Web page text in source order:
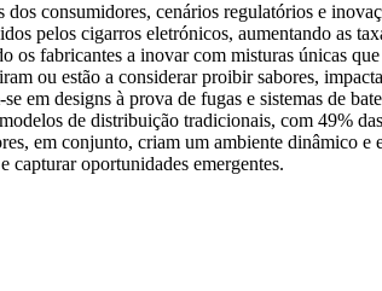
consumidores, cenários regulatórios e
pelos cigarros eletrónicos, aumentando as
fabricantes a inovar com misturas únicas
ou estão a considerar proibir sabores,
em designs à prova de fugas e sistemas de
de distribuição tradicionais, com 49%
em conjunto, criam um ambiente dinâmico e
capturar oportunidades emergentes.